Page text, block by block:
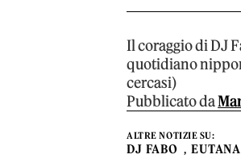
Il coraggio di DJ
quotidiano
cercasi)
Pubblicato da
ALTRE NOTIZIE SU:
DJ FABO